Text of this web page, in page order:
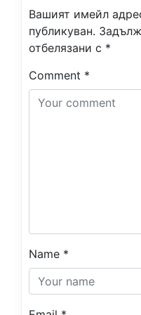
Вашият имейл
публикуван.
отбелязани с *
Comment *
Name *